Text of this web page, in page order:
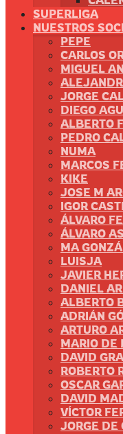
SUPERLIGA
NUESTROS
PEPE
CARLOS
MIGUEL
JORGE
DIEGO
ALBERTO
PEDRO
NUMA
MARCOS
KIKE
JOSE M
IGOR
ÁLVARO
ÁLVARO
MA
LUISJA
JAVIER
DANIEL
ALBERTO
ADRIÁN
ARTURO
MARIO DE
DAVID
ROBERTO
OSCAR
DAVID
VÍCTOR
JORGE DE